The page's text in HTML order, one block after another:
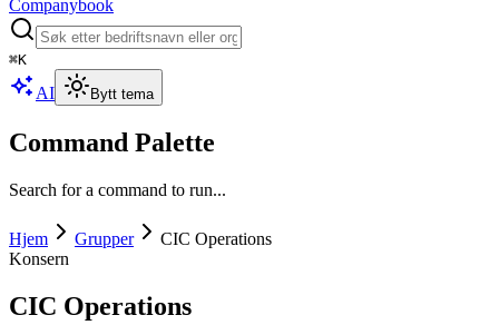
Companybook
⌘K
AI Bytt tema
Command Palette
Search for a command to run...
Hjem Grupper
CIC Operations
Konsern
CIC Operations